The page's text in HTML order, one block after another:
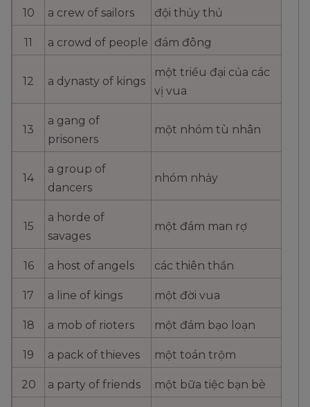
129 eyebrow lông mày
mí mắt
131 eyelashes lông mi
10 a crew of sailors đội thủy thủ
11 a crowd of people đám đông
12 a dynasty of kings
một triều đại của các
vị vua
13
a gang of
prisoners
một nhóm tù nhân
14
a group of
dancers
nhóm nhảy
15
a horde of
savages
một đám man rợ
16 a host of angels các thiên thần
17 a line of kings một đời vua
18 a mob of rioters một đám bạo loạn
19 a pack of thieves một toán trộm
20 a party of friends một bữa tiệc bạn bè